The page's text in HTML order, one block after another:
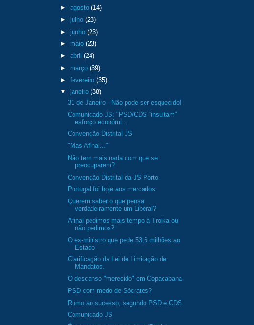
► agosto (14)
► julho (23)
► junho (23)
► maio (23)
► abril (24)
► março (39)
► fevereiro (35)
▼ janeiro (38)
31 de Janeiro - Não pode ser esquecido!
Comunicado JS: "PSD/CDS “insultam”
esforço económi...
Convenção Distrital JS
"Mas Afinal..."
Não tem mais nada com que se
preocuparem?
Convenção Distrital da JS Porto
Portugal foi hoje aos mercados
Querem saber o que pensa
verdadeiramente um Liberal?
Afinal pedimos mais tempo à Troika ou
não pedimos?
O ex-ministro que pede 53,6 milhões ao
Estado
Clarificação da Lei de Limitação de
Mandatos.
O descanso "merecido" em Copacabana
PSD com medo de Sócrates?
Rumo ao sucesso, segundo PSD e CDS
Comunicado JS